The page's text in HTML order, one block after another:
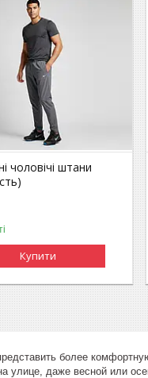
чоловічі штани
Купити
более
улице, даже весной или